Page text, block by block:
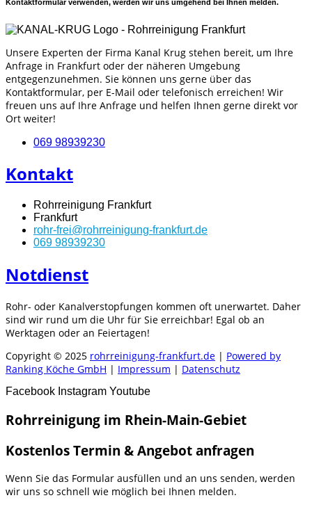
Kontaktformular verwenden, werden wir uns umgehend bei Ihnen melden.
Unsere Experten der Firma Kanal Krug stehen bereit, um Ihre
Anfrage in Frankfurt oder der näheren Umgebung
entgegenzunehmen. Sie können uns gerne über das
Kontaktformular, per E-Mail oder telefonisch erreichen! Wir
freuen uns auf Ihre Anfrage und helfen Ihnen gerne direkt vor
Ort weiter!
069 98939230
Kontakt
Rohrreinigung Frankfurt
Frankfurt
rohr-frei@rohrreinigung-frankfurt.de
069 98939230
Notdienst
Rohr- oder Kanalverstopfungen kommen oft unerwartet. Daher
sind wir rund um die Uhr für Sie erreichbar! Egal ob an
Werktagen oder an Feiertagen!
Copyright © 2025 rohrreinigung-frankfurt.de | Powered by
Ranking Köche GmbH | Impressum | Datenschutz
Facebook Instagram Youtube
Rohrreinigung im Rhein-Main-Gebiet
Kostenlos Termin & Angebot anfragen
Wenn Sie das Formular ausfüllen und an uns senden, werden
wir uns so schnell wie möglich bei Ihnen melden.